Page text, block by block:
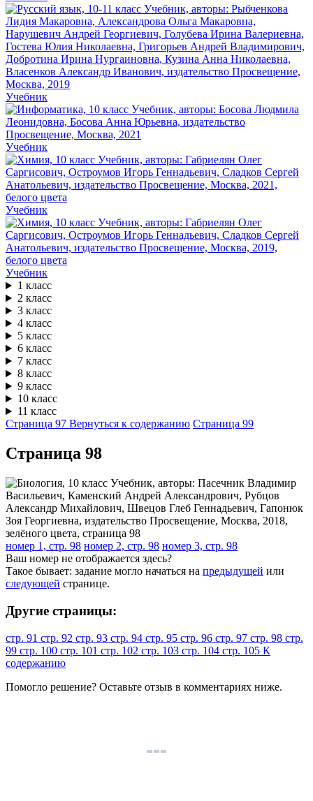
Учебник
Учебник
Учебник
Учебник
1 класс
2 класс
3 класс
4 класс
5 класс
6 класс
7 класс
8 класс
9 класс
10 класс
11 класс
Страница 97 Вернуться к содержанию Страница 99
Cтраница 98
номер 1, стр. 98 номер 2, стр. 98 номер 3, стр. 98
Ваш номер не отображается здесь?
Такое бывает: задание могло начаться на предыдущей или
следующей странице.
Другие страницы:
стр. 91 стр. 92 стр. 93 стр. 94 стр. 95 стр. 96 стр. 97 стр. 98 стр.
99 стр. 100 стр. 101 стр. 102 стр. 103 стр. 104 стр. 105 К
содержанию
Помогло решение? Оставьте отзыв в комментариях ниже.